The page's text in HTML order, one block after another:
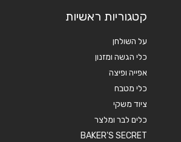
קטגוריות ראשיות
על השולחן
כלי הגשה ומזנון
אפייה ופיצה
כלי מטבח
ציוד משקי
כלים לבר ומלצר
BAKER'S SECRET